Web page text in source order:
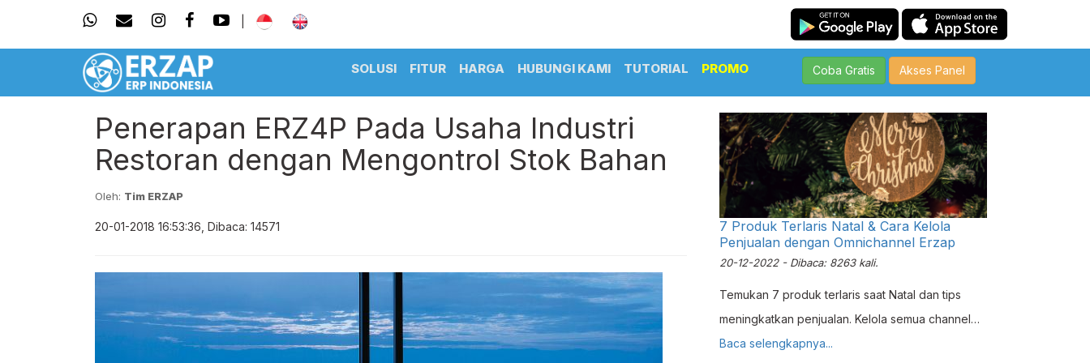
SOLUSI FITUR HARGA HUBUNGI KAMI TUTORIAL PROMO Coba Gratis Akses Panel
Penerapan ERZ4P Pada Usaha Industri
Restoran dengan Mengontrol Stok Bahan
Oleh: Tim ERZAP
20-01-2018 16:53:36, Dibaca: 14571
7 Produk Terlaris Natal & Cara Kelola
Penjualan dengan Omnichannel Erzap
20-12-2022 - Dibaca: 8263 kali.
Temukan 7 produk terlaris saat Natal dan tips
meningkatkan penjualan. Kelola semua channel
penjualan lebih mudah dengan fitur Omnichannel
Baca selengkapnya...